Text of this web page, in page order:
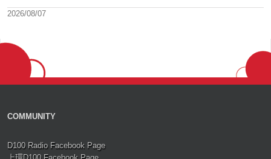
2026/08/07
COMMUNITY
D100 Radio Facebook Page